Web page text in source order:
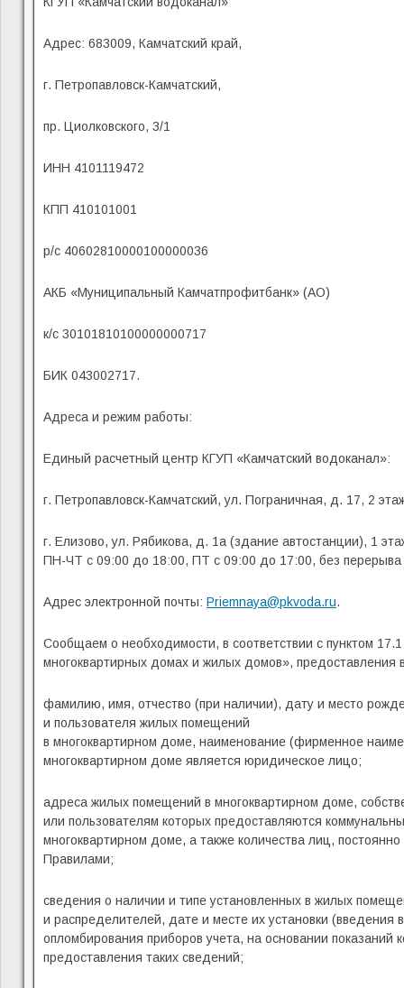
Адрес: 683009, Камчатский край,
г. Петропавловск-Камчатский,
пр. Циолковского, 3/1
ИНН 4101119472
КПП 410101001
р/с 40602810000100000036
АКБ «Муниципальный Камчатпрофитбанк» (АО)
к/с 30101810100000000717
БИК 043002717.
Адреса и режим работы:
Единый расчетный центр КГУП «Камчатский водоканал»:
г. Петропавловск-Камчатский, ул. Пограничная, д. 17, 2
г. Елизово, ул. Рябикова, д. 1а (здание автостанции), 1
ПН-ЧТ с 09:00 до 18:00, ПТ с 09:00 до 17:00, без
Адрес электронной почты: Priemnaya@pkvoda.ru.
Сообщаем о необходимости, в соответствии с пунктом
многоквартирных домах и жилых домов»,
фамилию, имя, отчество (при наличии), дату и место
и пользователя жилых помещений
в многоквартирном доме, наименование (фирменное
многоквартирном доме является юридическое лицо;
адреса жилых помещений в многоквартирном доме,
или пользователям которых предоставляются
многоквартирном доме, а также количества лиц,
Правилами;
сведения о наличии и типе установленных в жилых
и распределителей, дате и месте их установки
опломбирования приборов учета, на основании
предоставления таких сведений;